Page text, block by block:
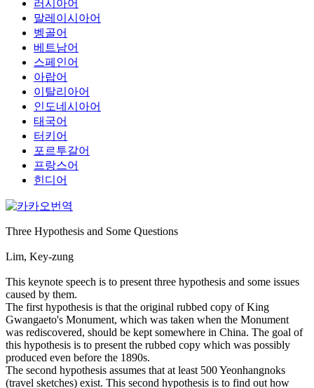
러시아어
말레이시아어
벵골어
베트남어
스페인어
아랍어
이탈리아어
인도네시아어
태국어
터키어
포르투갈어
프랑스어
힌디어
Three Hypothesis and Some Questions
Lim, Key-zung
This keynote speech is to present three hypothesis and some issues
caused by them.
The first hypothesis is that the original rubbed copy of King
Gwangaeto's Monument, which was taken when the Monument
was rediscovered, should be kept somewhere in China. The goal of
this hypothesis is to present the rubbed copy which was possibly
produced even before the 1890s.
The second hypothesis assumes that at least 500 Yeonhangnoks
(travel sketches) exist. This second hypothesis is to find out how